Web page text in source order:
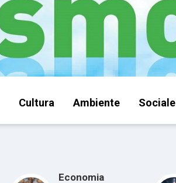
Cultura Ambiente Sociale
Economia